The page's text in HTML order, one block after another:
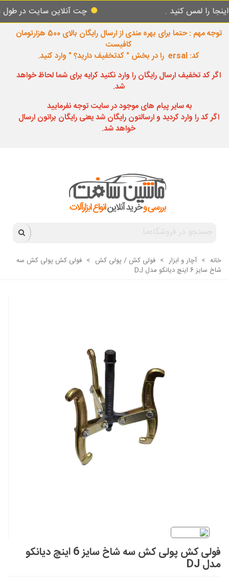
کنید . چت آنلاین سایت در طول شبانه
توجه مهم : حتما برای بهره مندی از ارسال رایگان بالای 500 هزارتومان
کافیست
کد: ersal را در بخش " کدتخفیف دارید؟ " وارد کنید.
اگر کد تخفیف ارسال رایگان را وارد نکنید کرایه برای شما لحاظ خواهد
شد.
به سایر پیام های موجود در سایت توجه نفرمایید
اگر کد را وارد کردید و ارسالتون رایگان شد یعنی رایگان براتون ارسال
خواهد شد.
خانه > آچار و ابزار > فولی کش / پولی کش > فولی کش پولی کش سه
شاخ سایز 6 اینچ دیانکو مدل DJ
فولی کش پولی کش سه شاخ سایز 6 اینچ دیانکو
مدل DJ